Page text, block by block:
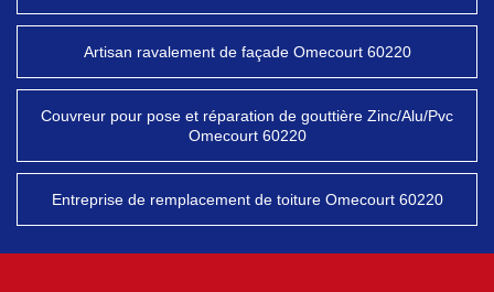
Artisan ravalement de façade Omecourt 60220
Couvreur pour pose et réparation de gouttière Zinc/Alu/Pvc
Omecourt 60220
Entreprise de remplacement de toiture Omecourt 60220